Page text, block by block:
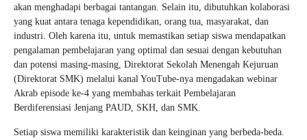
akan menghadapi berbagai tantangan. Selain itu, dibutuhkan kolaborasi
yang kuat antara tenaga kependidikan, orang tua, masyarakat, dan
industri. Oleh karena itu, untuk memastikan setiap siswa mendapatkan
pengalaman pembelajaran yang optimal dan sesuai dengan kebutuhan
dan potensi masing-masing, Direktorat Sekolah Menengah Kejuruan
(Direktorat SMK) melalui kanal YouTube-nya mengadakan webinar
Akrab episode ke-4 yang membahas terkait Pembelajaran
Berdiferensiasi Jenjang PAUD, SKH, dan SMK.
Setiap siswa memiliki karakteristik dan keinginan yang berbeda-beda.